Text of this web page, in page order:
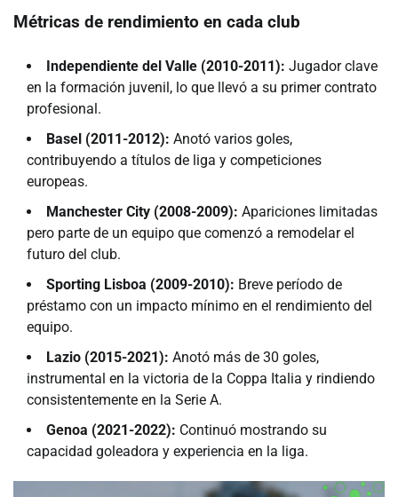
Métricas de rendimiento en cada club
Independiente del Valle (2010-2011): Jugador clave
en la formación juvenil, lo que llevó a su primer contrato
profesional.
Basel (2011-2012): Anotó varios goles,
contribuyendo a títulos de liga y competiciones
europeas.
Manchester City (2008-2009): Apariciones limitadas
pero parte de un equipo que comenzó a remodelar el
futuro del club.
Sporting Lisboa (2009-2010): Breve período de
préstamo con un impacto mínimo en el rendimiento del
equipo.
Lazio (2015-2021): Anotó más de 30 goles,
instrumental en la victoria de la Coppa Italia y rindiendo
consistentemente en la Serie A.
Genoa (2021-2022): Continuó mostrando su
capacidad goleadora y experiencia en la liga.